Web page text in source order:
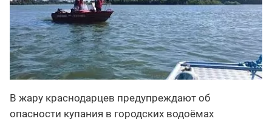
В жару краснодарцев предупреждают об
опасности купания в городских водоёмах